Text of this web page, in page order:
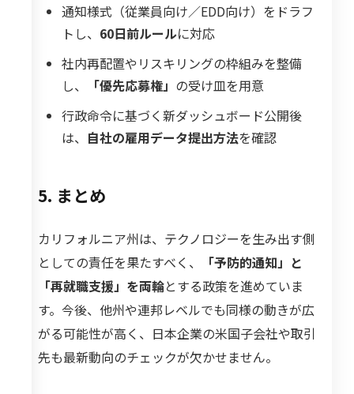
通知様式（従業員向け／EDD向け）をドラフ
トし、 60日前ルールに対応
社内再配置やリスキリングの枠組みを整備
し、
「優先応募権」 の受け皿を用意
行政命令に基づく新ダッシュボード公開後
は、 自社の雇用データ提出方法を確認
5. まとめ
カリフォルニア州は、テクノロジーを生み出す側
としての責任を果たすべく、
「予防的通知」と
「再就職支援」を両輪とする政策を進めていま
す。今後、他州や連邦レベルでも同様の動きが広
がる可能性が高く、日本企業の米国子会社や取引
先も最新動向のチェックが欠かせません。